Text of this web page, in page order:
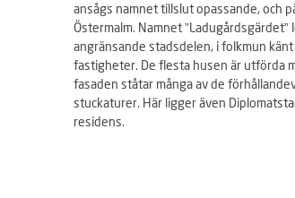
ansågs namnet tillslut opassande, och
Östermalm. Namnet
angränsande stadsdelen, i folkmun
fastigheter. De flesta husen är utförda
fasaden ståtar många av de
stuckaturer. Här ligger även
residens.
u
n
g
e
r